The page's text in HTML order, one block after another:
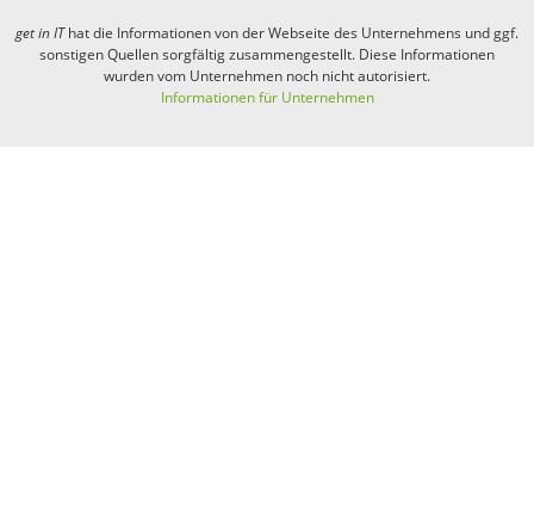
get in IThat die Informationen von der Webseite des Unternehmens und ggf.
sonstigen Quellen sorgfältig zusammengestellt. Diese Informationen
wurden vom Unternehmen noch nicht autorisiert.
Informationen für Unternehmen